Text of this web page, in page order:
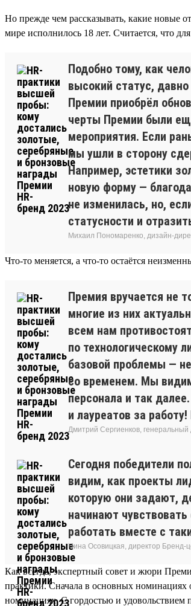
Но прежде чем рассказывать, какие новые
мире исполнилось 18 лет. Считается, что
Подобно тому, как
высокий статус,
Премии приобрёл
черты Премии были
мероприятия. Если
мы ушли в сторону
Например, эстетики
новую форму —
не изменилась, но,
статусности и
Михаил Пономаренко, дизайн-
Что-то меняется, а что-то остаётся
Премия вручается не
многие из них
всем нам
по технологическому
базовой проблемы —
со временем. Мы
персонала и так
и лауреатов за
Дмитрий Сергиенков, генеральный
Сегодня победители
видим, как проекты
которую они задают,
начинают
работать вместе с
Нина Осовицкая, директор Бренд-
Как всегда, экспертный совет и жюри
практики. Сначала в основных
номинациях. С гордостью и удовольствием